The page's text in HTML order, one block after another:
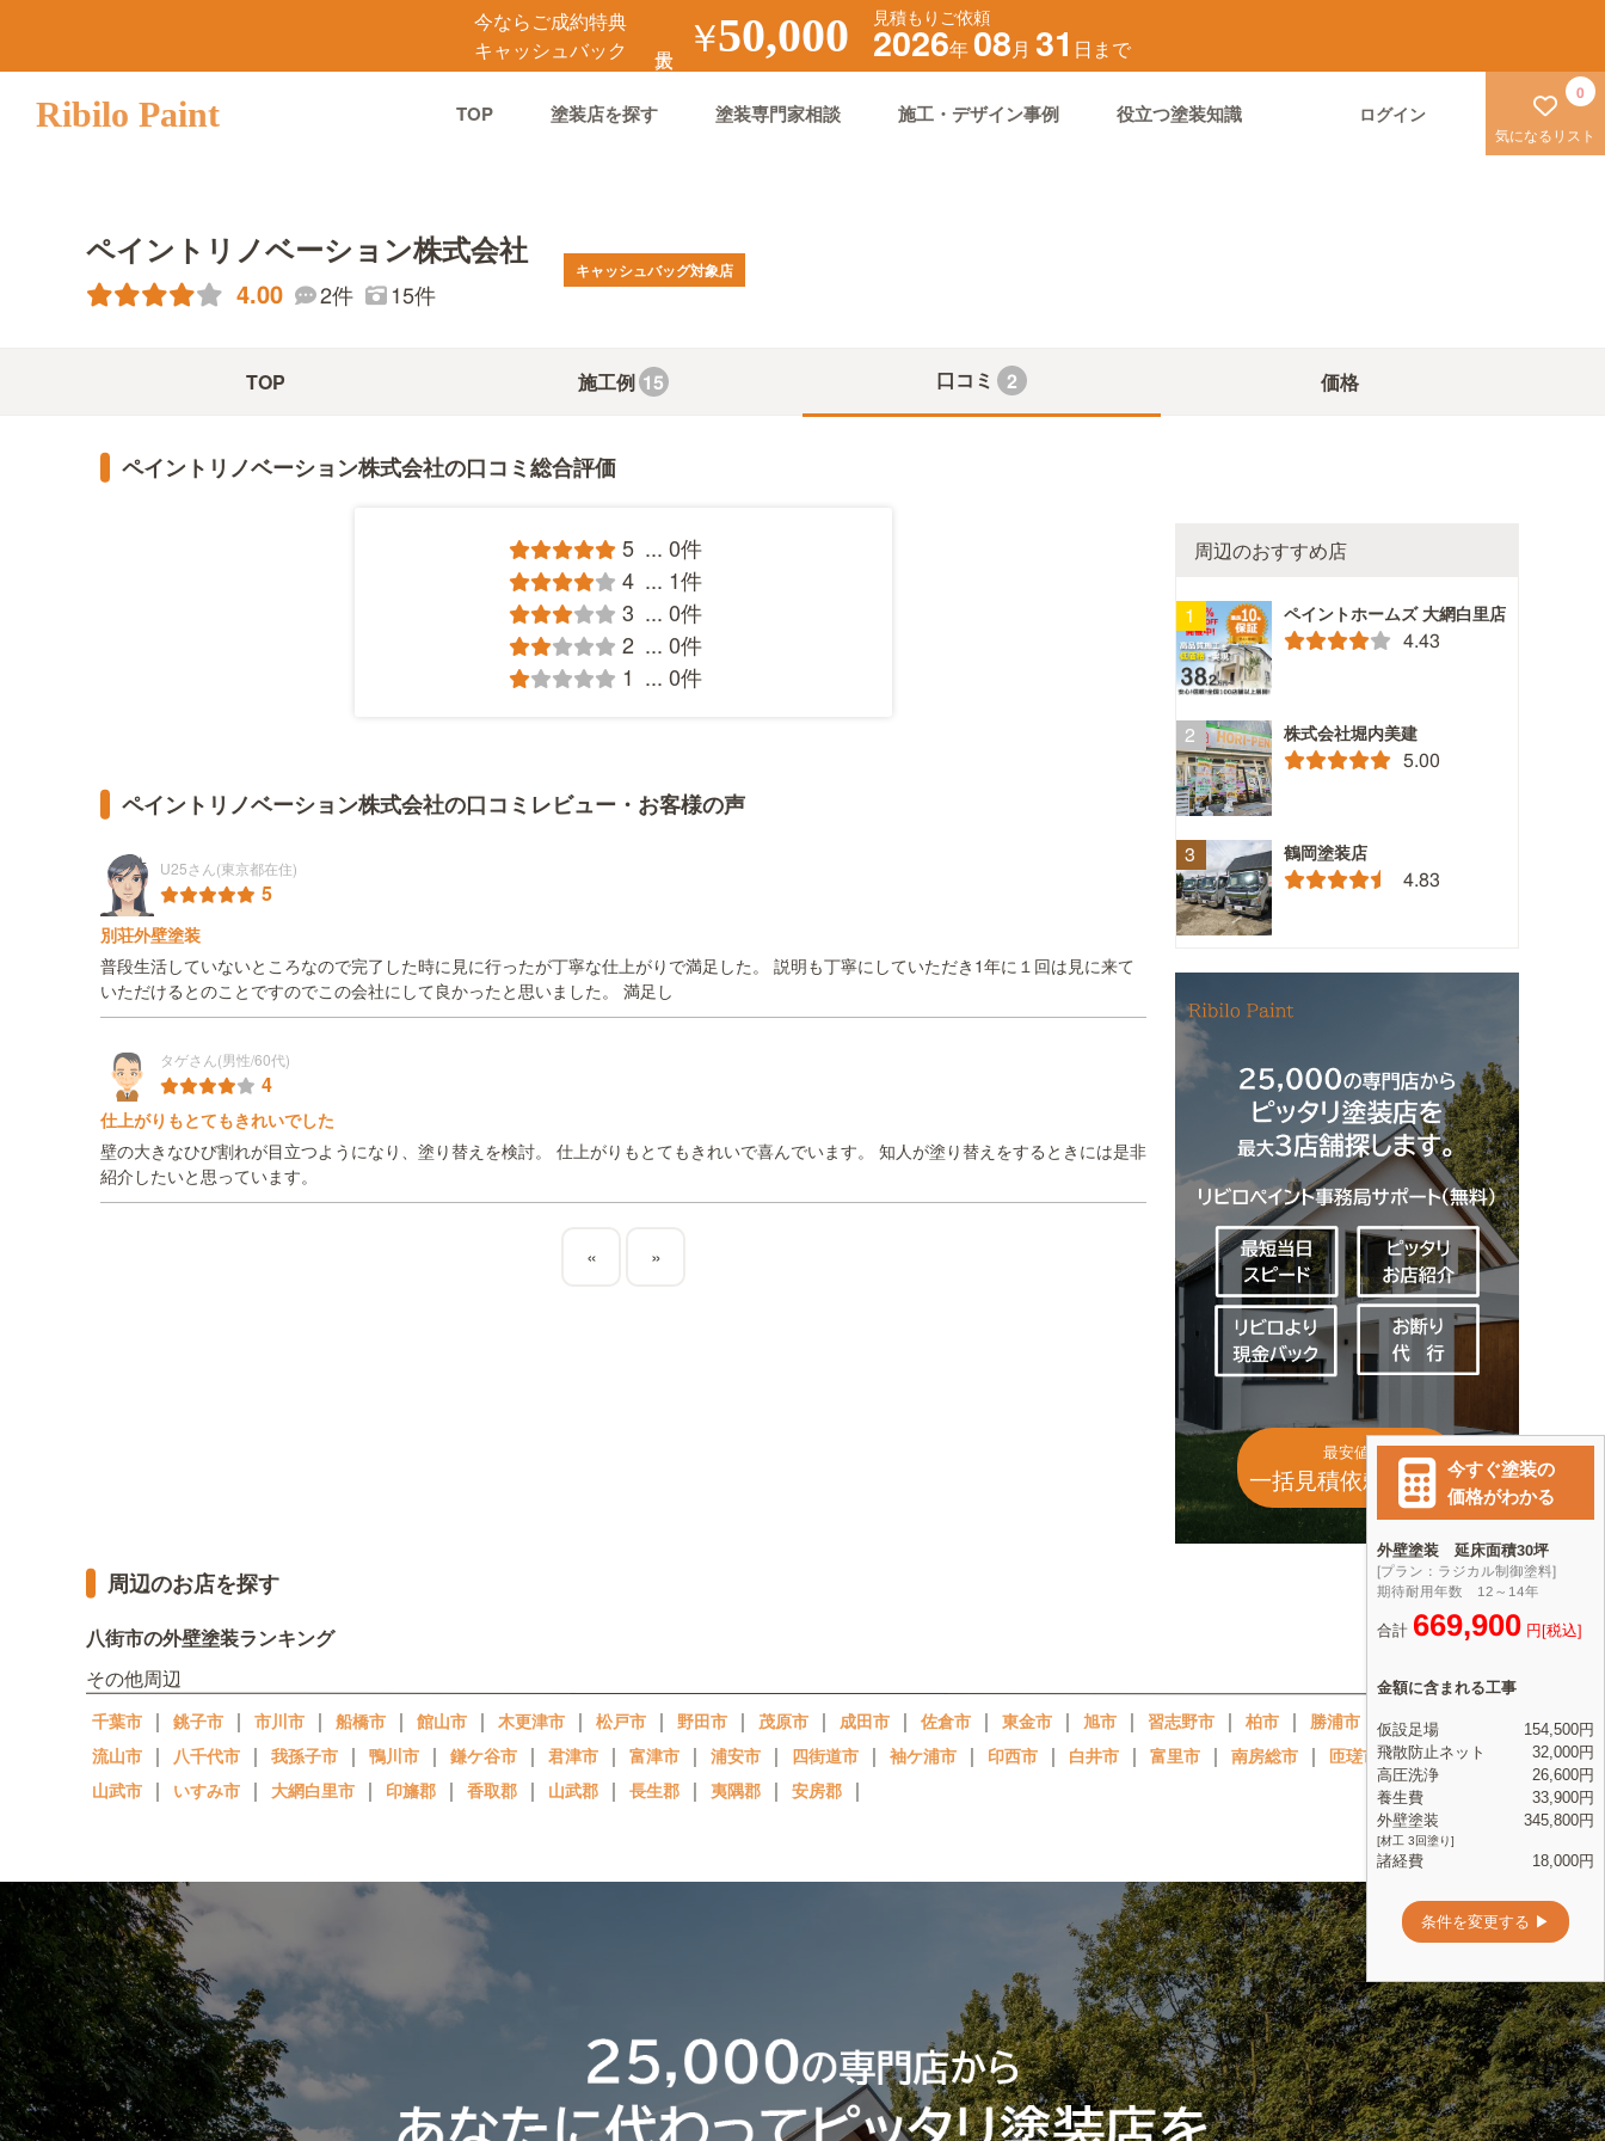
今ならご成約特典
キャッシュバック
￥50,000 見積もりご依頼
2026年08月 31 日まで
Ribilo Paint TOP 塗装店を探す 塗装専門家相談 施工・デザイン事例 役立つ塗装知識 ログイン
気になるリスト
0
ペイントリノベーション株式会社
4.00 2件 15件
キャッシュバッグ対象店
TOP 施工例 15 口コミ 2 価格
ペイントリノベーション株式会社の口コミ総合評価
5 ... 0件
4 ... 1件
3 ... 0件
2 ... 0件
1 ... 0件
ペイントリノベーション株式会社の口コミレビュー・お客様の声
U25さん(東京都在住)
5
別荘外壁塗装
普段生活していないところなので完了した時に見に行ったが丁寧な仕上がりで満足した。 説明も丁寧にしていただき1年に１回は見に来て
いただけるとのことですのでこの会社にして良かったと思いました。 満足し
タゲさん(男性/60代)
4
仕上がりもとてもきれいでした
壁の大きなひび割れが目立つようになり、塗り替えを検討。 仕上がりもとてもきれいで喜んでいます。 知人が塗り替えをするときには是非
紹介したいと思っています。
« »
周辺のおすすめ店
ペイントホームズ 大網白里店
4.43
株式会社堀内美建
5.00
鶴岡塗装店
4.83
最安値
一括見積依頼(無料)
周辺のお店を探す
八街市の外壁塗装ランキング
その他周辺
千葉市 ｜ 銚子市 ｜ 市川市 ｜ 船橋市 ｜ 館山市 ｜ 木更津市 ｜ 松戸市 ｜ 野田市 ｜ 茂原市 ｜ 成田市 ｜ 佐倉市 ｜ 東金市 ｜ 旭市 ｜ 習志野市 ｜ 柏市 ｜ 勝浦市 ｜ 市原市
流山市 ｜ 八千代市 ｜ 我孫子市 ｜ 鴨川市 ｜ 鎌ケ谷市 ｜ 君津市 ｜ 富津市 ｜ 浦安市 ｜ 四街道市 ｜ 袖ケ浦市 ｜ 印西市 ｜ 白井市 ｜ 富里市 ｜ 南房総市 ｜ 匝瑳市 ｜ 香取市 ｜
山武市 ｜ いすみ市 ｜ 大網白里市 ｜ 印旛郡 ｜ 香取郡 ｜ 山武郡 ｜ 長生郡 ｜ 夷隅郡 ｜ 安房郡 ｜